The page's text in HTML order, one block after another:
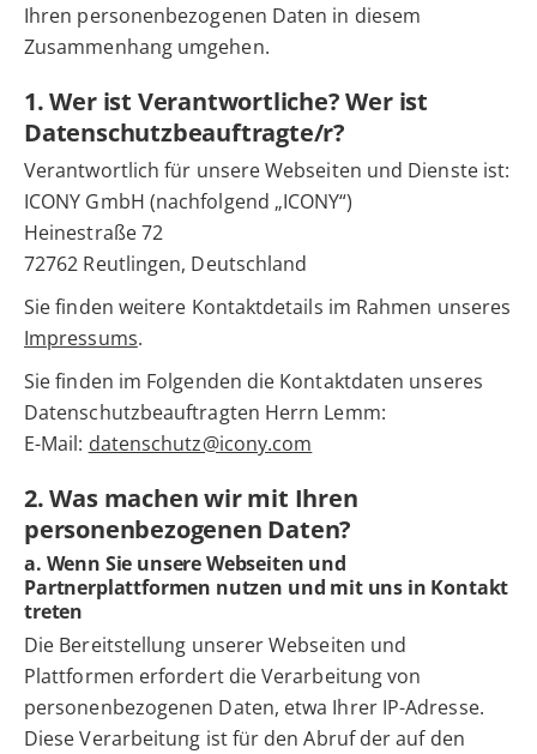
Ihren personenbezogenen Daten in diesem
Zusammenhang umgehen.
1. Wer ist Verantwortliche? Wer ist
Datenschutzbeauftragte/r?
Verantwortlich für unsere Webseiten und Dienste ist:
ICONY GmbH (nachfolgend „ICONY“)
Heinestraße 72
72762 Reutlingen, Deutschland
Sie finden weitere Kontaktdetails im Rahmen unseres
Impressums.
Sie finden im Folgenden die Kontaktdaten unseres
Datenschutzbeauftragten Herrn Lemm:
E-Mail: datenschutz@icony.com
2. Was machen wir mit Ihren
personenbezogenen Daten?
a. Wenn Sie unsere Webseiten und
Partnerplattformen nutzen und mit uns in Kontakt
treten
Die Bereitstellung unserer Webseiten und
Plattformen erfordert die Verarbeitung von
personenbezogenen Daten, etwa Ihrer IP-Adresse.
Diese Verarbeitung ist für den Abruf der auf den